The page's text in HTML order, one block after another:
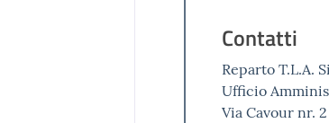
Contatti
Reparto T.L.A.
Ufficio
Via Cavour nr.